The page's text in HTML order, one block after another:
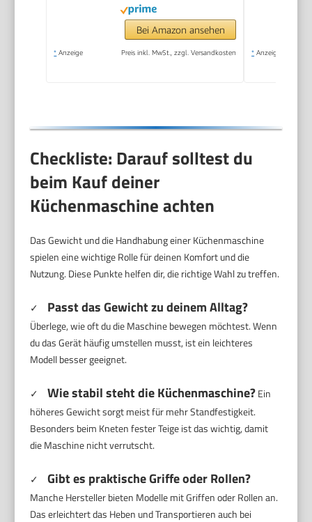
mit Knethaken,
Rührhaken &
Schneebesen, ideal
Bei Amazon ansehen
* Anzeige Preis inkl. MwSt., zzgl. Versandkosten * Anzeige
Checkliste: Darauf solltest du
beim Kauf deiner
Küchenmaschine achten
Das Gewicht und die Handhabung einer Küchenmaschine
spielen eine wichtige Rolle für deinen Komfort und die
Nutzung. Diese Punkte helfen dir, die richtige Wahl zu treffen.
✓ Passt das Gewicht zu deinem Alltag?
Überlege, wie oft du die Maschine bewegen möchtest. Wenn
du das Gerät häufig umstellen musst, ist ein leichteres
Modell besser geeignet.
✓ Wie stabil steht die Küchenmaschine?Ein
höheres Gewicht sorgt meist für mehr Standfestigkeit.
Besonders beim Kneten fester Teige ist das wichtig, damit
die Maschine nicht verrutscht.
✓ Gibt es praktische Griffe oder Rollen?
Manche Hersteller bieten Modelle mit Griffen oder Rollen an.
Das erleichtert das Heben und Transportieren auch bei